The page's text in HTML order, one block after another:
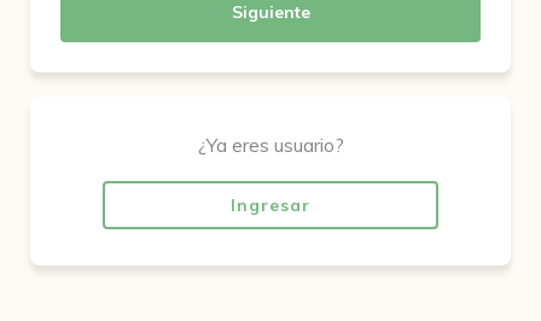
Siguiente
¿Ya eres usuario?
Ingresar